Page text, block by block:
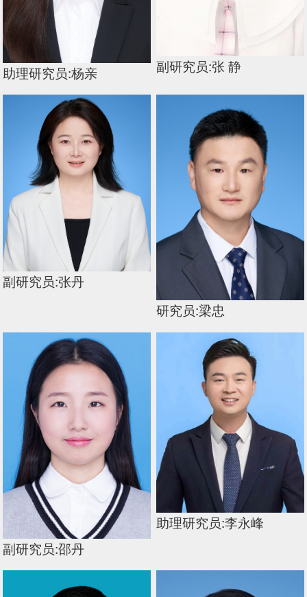
助理研究员:杨亲 副研究员:张 静
副研究员:张丹
研究员:梁忠
副研究员:邵丹
助理研究员:李永峰